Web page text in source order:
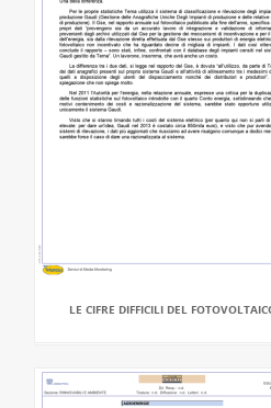
LE CIFRE DIFFICILI DEL